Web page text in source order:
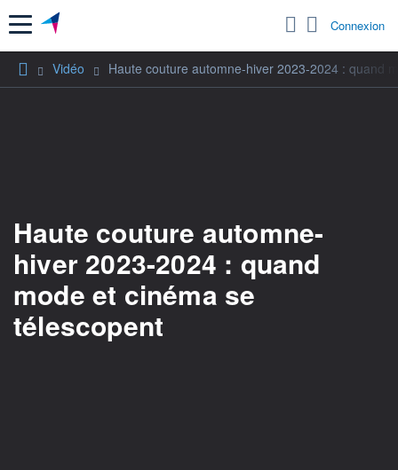
Menu Connexion
Vidéo Haute couture automne-hiver 2023-2024 : quand
Haute couture automne-
hiver 2023-2024 : quand
mode et cinéma se
télescopent